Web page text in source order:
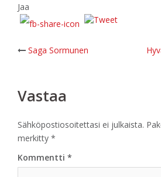
Jaa
Post
navigation
Saga Sormunen
Vastaa
Sähköpostiosoitettasi ei julkaista.
merkitty *
Kommentti *